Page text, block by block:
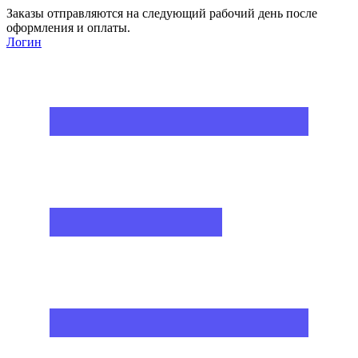
Заказы отправляются на следующий рабочий день после
оформления и оплаты.
Логин